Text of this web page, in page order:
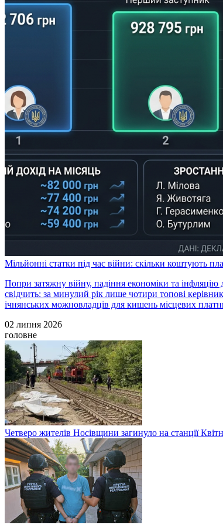
Мільйонні статки під час війни: скільки коштують
Попри затяжну війну, падіння економіки та інфляцію
свідчить: за минулий рік лише чотири топові
ічнянських можновладців для кишень місцевих
02 липня 2026
головне
Четверо жителів Носівщини загинуло на станції